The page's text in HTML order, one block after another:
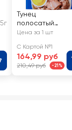
Тунец
полосатый
FORTUNA
масле
Цена за 1 шт
С Картой №1
164,99 руб
210,49 руб -21%